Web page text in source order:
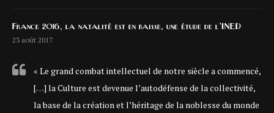
France 2016, la natalité est en baisse, une étude de l’INED
23 août 2017
« Le grand combat intellectuel de notre siècle a commencé,
[…] la Culture est devenue l’autodéfense de la collectivité,
la base de la création et l’héritage de la noblesse du monde